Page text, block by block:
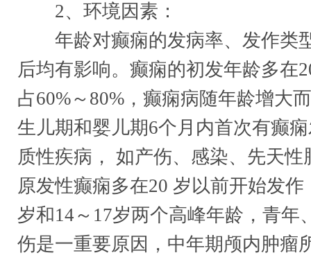
2、环境因素：
年龄对癫痫的发病率、发作类
后均有影响。癫痫的初发年龄多在
占60%～80%，癫痫病随年龄增大
生儿期和婴儿期6个月内首次有癫
质性疾病， 如产伤、感染、先天性
原发性癫痫多在20 岁以前开始发作
岁和14～17岁两个高峰年龄，青年
伤是一重要原因，中年期颅内肿瘤